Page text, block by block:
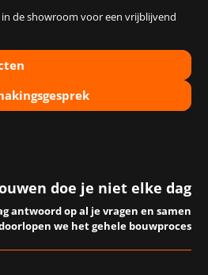
de showroom voor een vrijblijvend
doe je niet elke dag
antwoord op al je vragen en samen
we het gehele bouwproces